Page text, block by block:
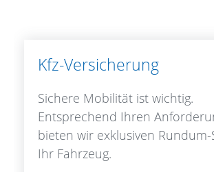
Kfz-Versicherung
Sichere Mobilität ist wichtig.
Entsprechend Ihren
bieten wir exklusiven
Ihr Fahrzeug.